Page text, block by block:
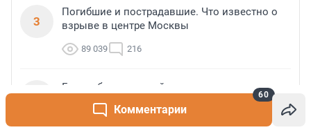
Комментарии
60
3
Погибшие и пострадавшие. Что известно о
взрыве в центре Москвы
89 039 216
4
Галька била в людей, пострадавших грузили
в скорые на лежаках. Что происходило в
Геленджике после атаки БПЛА